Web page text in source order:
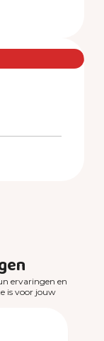
ervaringen en
is voor jouw